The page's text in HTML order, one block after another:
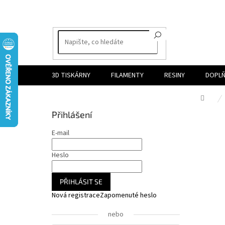
3D TISKÁRNY FILAMENTY RESINY
Domů
Přihlášení
E-mail
Heslo
PŘIHLÁSIT SE
Nová registraceZapomenuté heslo
nebo